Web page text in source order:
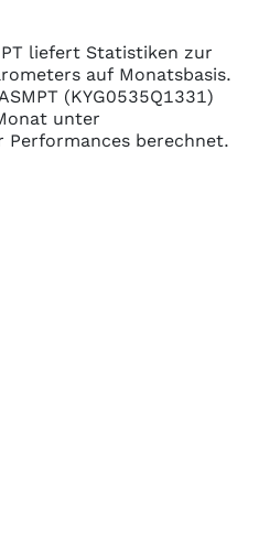
liefert Statistiken zur
auf Monatsbasis.
(KYG0535Q1331)
unter
Performances berechnet.